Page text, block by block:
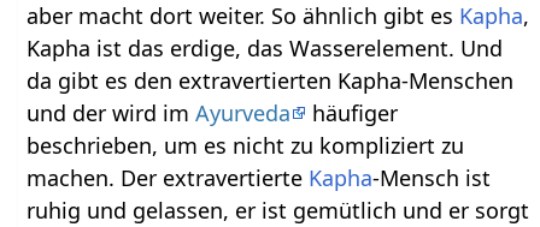
aber macht dort weiter. So ähnlich gibt es Kapha,
Kapha ist das erdige, das Wasserelement. Und
da gibt es den extravertierten Kapha-Menschen
und der wird imAyurveda
häufiger
beschrieben, um es nicht zu kompliziert zu
machen. Der extravertierte Kapha-Mensch ist
ruhig und gelassen, er ist gemütlich und er sorgt